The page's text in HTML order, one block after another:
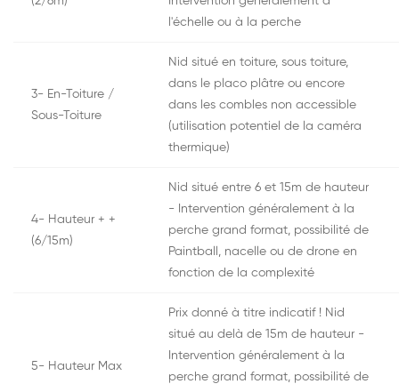
l'échelle ou à la perche
3- En-Toiture /
Sous-Toiture
Nid situé en toiture, sous toiture,
dans le placo plâtre ou encore
dans les combles non accessible
(utilisation potentiel de la caméra
thermique)
4- Hauteur + +
(6/15m)
Nid situé entre 6 et 15m de hauteur
- Intervention généralement à la
perche grand format, possibilité de
Paintball, nacelle ou de drone en
fonction de la complexité
5- Hauteur Max
Prix donné à titre indicatif ! Nid
situé au delà de 15m de hauteur -
Intervention généralement à la
perche grand format, possibilité de